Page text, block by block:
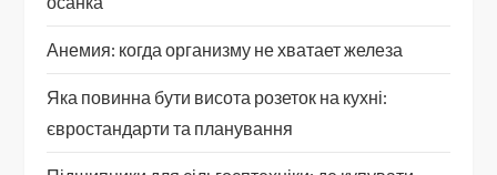
Анемия: когда организму не хватает железа
Яка повинна бути висота розеток на кухні:
євростандарти та планування